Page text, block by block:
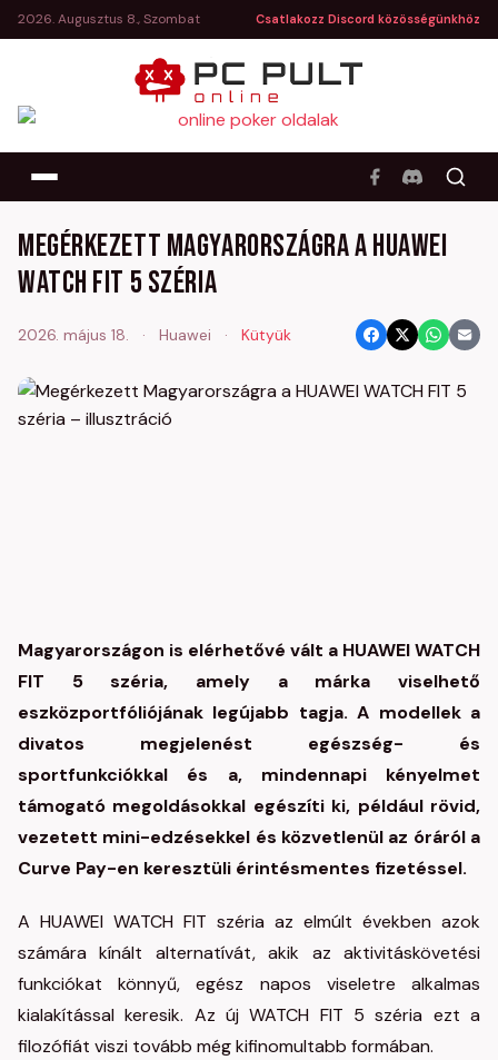
2026. Augusztus 8., Szombat Csatlakozz Discord közösségünkhöz
Megérkezett Magyarországra a HUAWEI
WATCH FIT 5 széria
2026. május 18. · Huawei · Kütyük
Magyarországon is elérhetővé vált a HUAWEI WATCH
FIT 5 széria, amely a márka viselhető
eszközportfóliójának legújabb tagja. A modellek a
divatos megjelenést egészség- és
sportfunkciókkal és a, mindennapi kényelmet
támogató megoldásokkal egészíti ki, például rövid,
vezetett mini-edzésekkel és közvetlenül az óráról a
Curve Pay-en keresztüli érintésmentes fizetéssel.
A HUAWEI WATCH FIT széria az elmúlt években azok
számára kínált alternatívát, akik az aktivitáskövetési
funkciókat könnyű, egész napos viseletre alkalmas
kialakítással keresik. Az új WATCH FIT 5 széria ezt a
filozófiát viszi tovább még kifinomultabb formában.